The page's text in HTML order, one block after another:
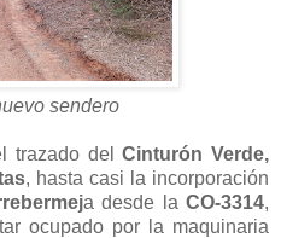
sendero
trazado delCinturón Verde,
, hasta casi la incorporación
a desde la CO-3314,
ocupado por la maquinaria